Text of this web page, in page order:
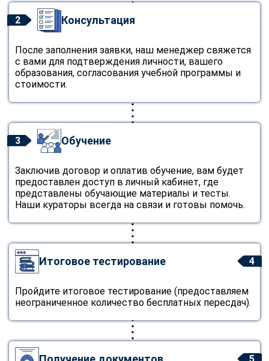
2 Консультация
После заполнения заявки, наш менеджер свяжется
с вами для подтверждения личности, вашего
образования, согласования учебной программы и
стоимости.
3 Обучение
Заключив договор и оплатив обучение, вам будет
предоставлен доступ в личный кабинет, где
представлены обучающие материалы и тесты.
Наши кураторы всегда на связи и готовы помочь.
4
Итоговое тестирование
Пройдите итоговое тестирование (предоставляем
неограниченное количество бесплатных пересдач).